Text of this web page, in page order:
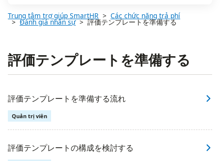
Trung tâm trợ giúp SmartHR Các chức năng trả phí
Đánh giá nhân sự 評価テンプレートを準備する
評価テンプレートを準備する
評価テンプレートを準備する流れ
Quản trị viên
評価テンプレートの構成を検討する